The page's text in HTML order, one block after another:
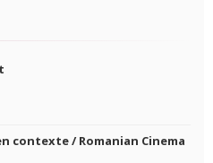
contexte / Romanian Cinema